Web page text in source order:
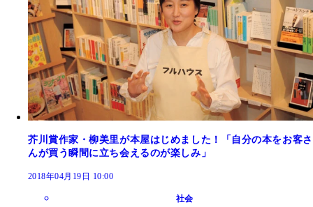
芥川賞作家・柳美里が本屋はじめました！「自分の本をお客さ
んが買う瞬間に立ち会えるのが楽しみ」
2018年04月19日 10:00
社会